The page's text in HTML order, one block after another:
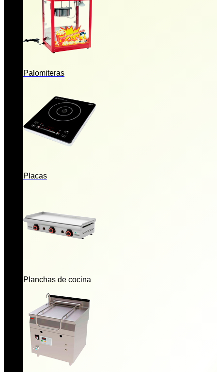
Palomiteras
Placas
Planchas de cocina